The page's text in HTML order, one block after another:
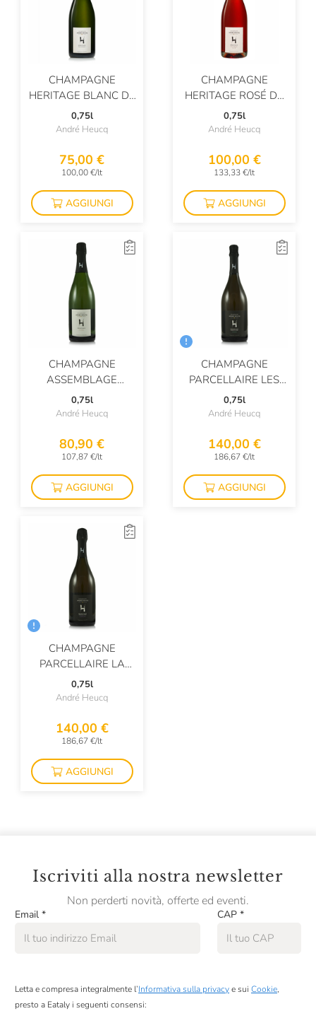
CHAMPAGNE
HERITAGE BLANC DE
MEUNIER
0,75l
André Heucq
75,00 €
100,00 €/lt
AGGIUNGI
CHAMPAGNE
HERITAGE ROSÉ DE
MEUNIER PHASE 1
0,75l
André Heucq
100,00 €
133,33 €/lt
AGGIUNGI
CHAMPAGNE
ASSEMBLAGE
NATURE
0,75l
André Heucq
80,90 €
107,87 €/lt
AGGIUNGI
CHAMPAGNE
PARCELLAIRE LES
ROCHES
0,75l
André Heucq
140,00 €
186,67 €/lt
AGGIUNGI
CHAMPAGNE
PARCELLAIRE LA
SABLONNIERE
0,75l
André Heucq
140,00 €
186,67 €/lt
AGGIUNGI
Iscriviti alla nostra newsletter
Non perderti novità, offerte ed eventi.
Email * CAP *
Letta e compresa integralmente l’Informativa sulla privacye sui Cookie,
presto a Eataly i seguenti consensi: